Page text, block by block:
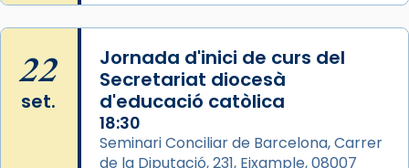
Arquebisbat de Barcelona
2 weeks ago
Memòria de les santes Juliana i
22
set.
Jornada d'inici de curs del
Secretariat diocesà
d'educació catòlica
18:30
Seminari Conciliar de Barcelona, Carrer
de la Diputació, 231, Eixample, 08007